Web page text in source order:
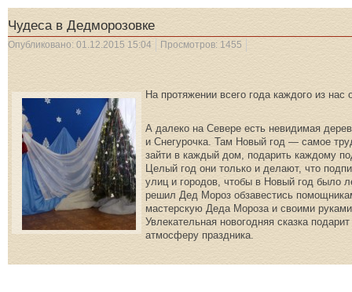
Чудеса в Дедморозовке
Опубликовано: 01.12.2015 15:04 Просмотров: 1455
На протяжении всего года каждого из
А далеко на Севере есть невидимая
и Снегурочка. Там Новый год — самое
зайти в каждый дом, подарить каждому
Целый год они только и делают, что
улиц и городов, чтобы в Новый год было
решил Дед Мороз обзавестись
мастерскую Деда Мороза и своими
Увлекательная новогодняя сказка
атмосферу праздника.